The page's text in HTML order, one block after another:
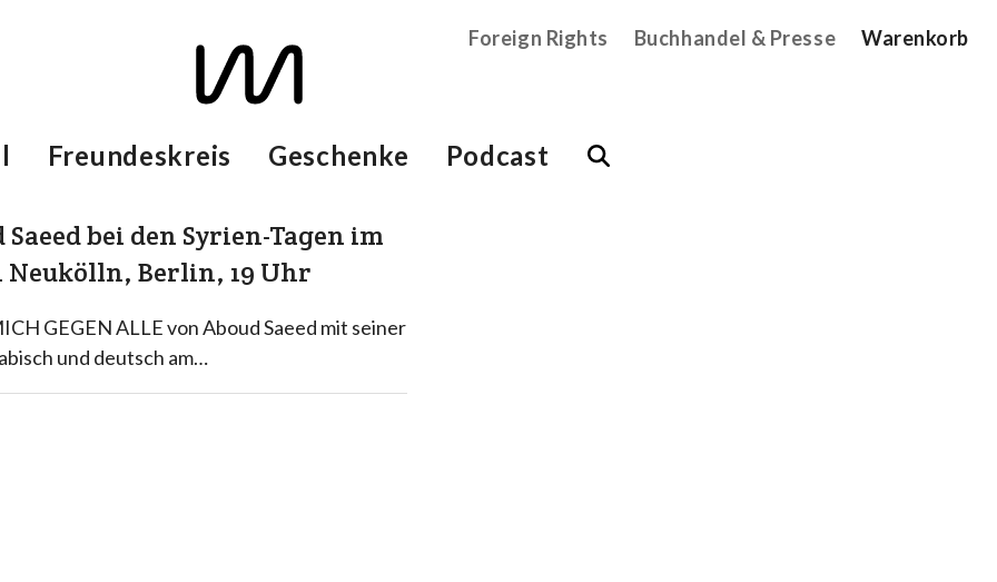
Foreign Rights Buchhandel & Presse Warenkorb
Freundeskreis Geschenke Podcast
Saeed bei den Syrien-Tagen im
Berlin, 19 Uhr
GEGEN ALLE von Aboud Saeed mit seiner
und deutsch am…